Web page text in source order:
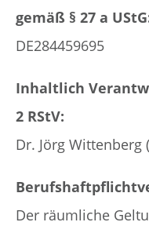
gemäß § 27 a
DE284459695
Inhaltlich
2 RStV:
Dr. Jörg
Der räumliche